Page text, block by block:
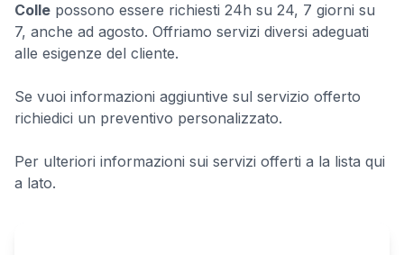
Colle possono essere richiesti 24h su 24, 7 giorni su
7, anche ad agosto. Offriamo servizi diversi adeguati
alle esigenze del cliente.
Se vuoi informazioni aggiuntive sul servizio offerto
richiedici un preventivo personalizzato.
Per ulteriori informazioni sui servizi offerti a la lista qui
a lato.